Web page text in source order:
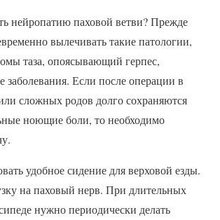
нейропатию паховой ветви? Прежде
вылечивать такие патологии,
таза, опоясывающий герпес,
заболевания. Если после операции в
сложных родов долго сохраняются
ноющие боли, то необходимо
удобное сидение для верховой езды.
на паховый нерв. При длительных
нужно периодически делать